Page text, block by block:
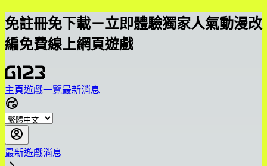
免註冊免下載－立即體驗獨家人氣動漫改
編免費線上網頁遊戲
主頁遊戲一覽最新消息
最新遊戲消息